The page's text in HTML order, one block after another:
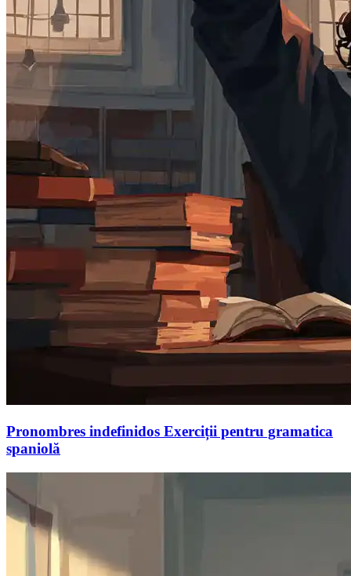
Pronombres indefinidos Exerciții pentru gramatica
spaniolă